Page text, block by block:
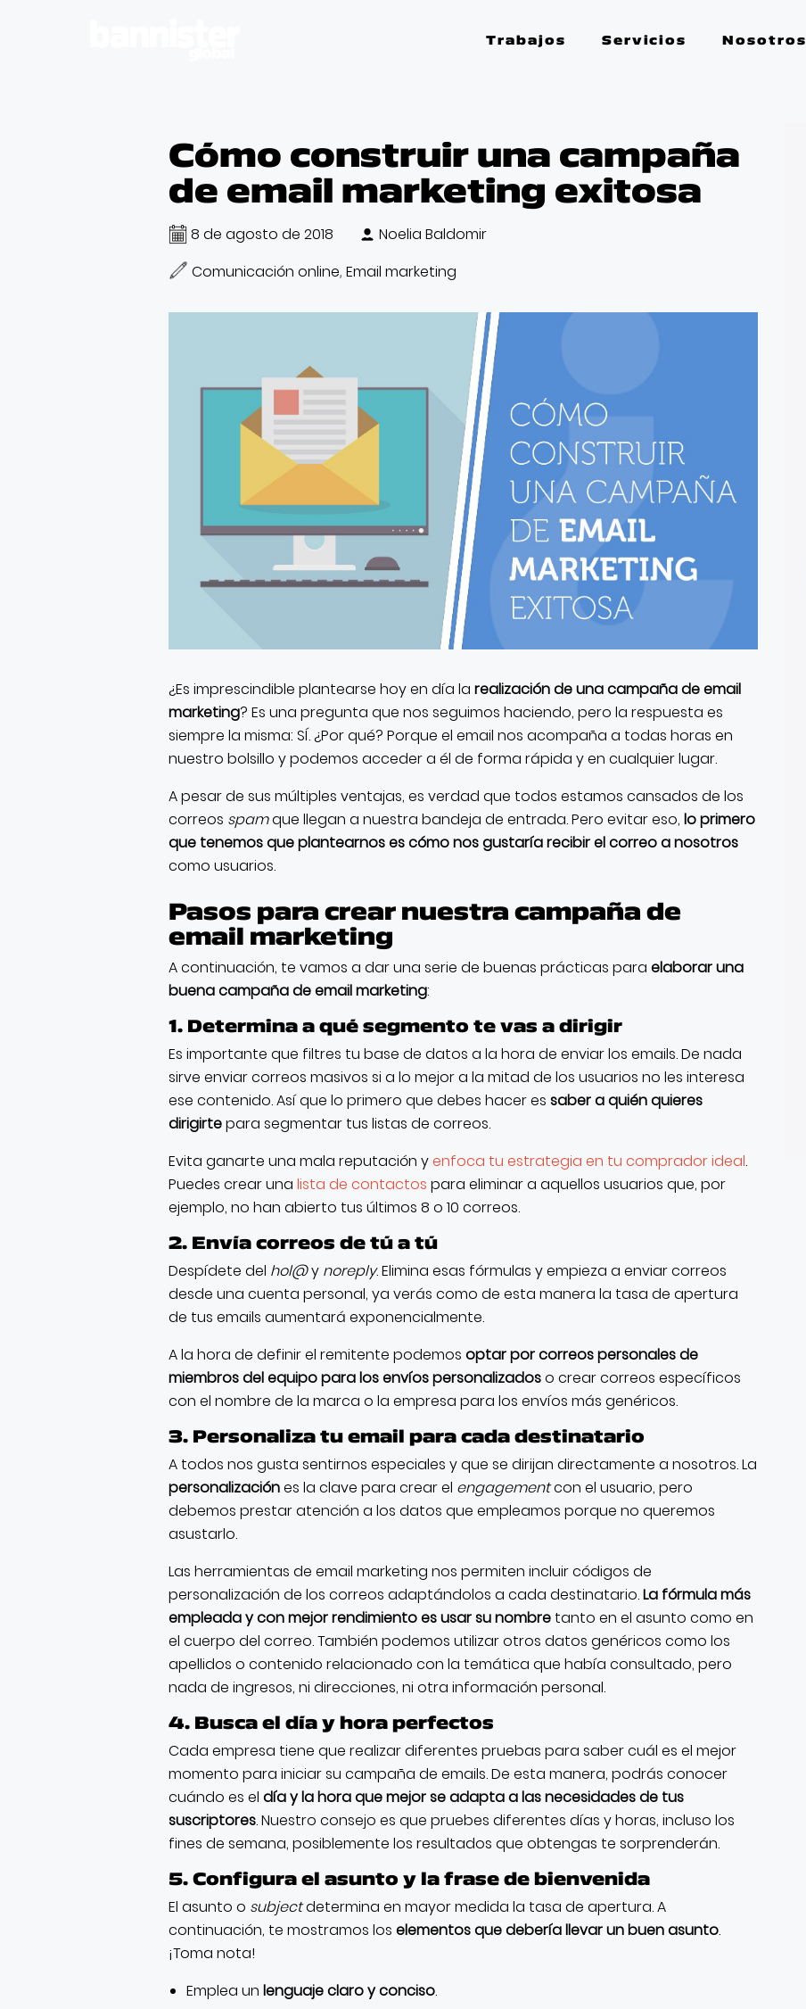
Trabajos Servicios Nosotros
Cómo construir una campaña
de email marketing exitosa
8 de agosto de 2018
Noelia Baldomir
Comunicación online,Email marketing
¿Es imprescindible plantearse hoy en día la realización de una campaña de email
marketing? Es una pregunta que nos seguimos haciendo, pero la respuesta es
siempre la misma: SÍ. ¿Por qué? Porque el email nos acompaña a todas horas en
nuestro bolsillo y podemos acceder a él de forma rápida y en cualquier lugar.
A pesar de sus múltiples ventajas, es verdad que todos estamos cansados de los
correos spamque llegan a nuestra bandeja de entrada. Pero evitar eso, lo primero
que tenemos que plantearnos es cómo nos gustaría recibir el correo a nosotros
como usuarios.
Pasos para crear nuestra campaña de
email marketing
A continuación, te vamos a dar una serie de buenas prácticas para elaborar una
buena campaña de email marketing:
1. Determina a qué segmento te vas a dirigir
Es importante que filtres tu base de datos a la hora de enviar los emails. De nada
sirve enviar correos masivos si a lo mejor a la mitad de los usuarios no les interesa
ese contenido. Así que lo primero que debes hacer es saber a quién quieres
dirigirtepara segmentar tus listas de correos.
Evita ganarte una mala reputación yenfoca tu estrategia en tu comprador ideal.
Puedes crear una lista de contactos para eliminar a aquellos usuarios que, por
ejemplo, no han abierto tus últimos 8 o 10 correos.
2. Envía correos de tú a tú
Despídete del hol@y noreply. Elimina esas fórmulas y empieza a enviar correos
desde una cuenta personal, ya verás como de esta manera la tasa de apertura
de tus emails aumentará exponencialmente.
A la hora de definir el remitente podemos optar por correos personalesde
miembros del equipo para los envíos personalizadoso crear correos específicos
con el nombre de la marca o la empresa para los envíos más genéricos.
3. Personaliza tu email para cada destinatario
A todos nos gusta sentirnos especiales y que se dirijan directamente a nosotros. La
personalizaciónes la clave para crear el engagementcon el usuario, pero
debemos prestar atención a los datos que empleamos porque no queremos
asustarlo.
Las herramientas de email marketing nos permiten incluir códigos de
personalización de los correos adaptándolos a cada destinatario.La fórmula más
empleada y con mejor rendimiento es usar su nombretanto en el asunto como en
el cuerpo del correo. También podemos utilizar otros datos genéricos como los
apellidos o contenido relacionado con la temática que había consultado, pero
nada de ingresos, ni direcciones, ni otra información personal.
4. Busca el día y hora perfectos
Cada empresa tiene que realizar diferentes pruebas para saber cuál es el mejor
momento para iniciar su campaña de emails. De esta manera, podrás conocer
cuándo es el día y la hora que mejor se adapta a las necesidades de tus
suscriptores.Nuestro consejo es que pruebes diferentes días y horas, incluso los
fines de semana, posiblemente los resultados que obtengas te sorprenderán.
5. Configura el asunto y la frase de bienvenida
El asunto o subjectdetermina en mayor medida la tasa de apertura. A
continuación, te mostramos los elementos que debería llevar un buen asunto.
¡Toma nota!
Emplea un lenguaje claro y conciso.